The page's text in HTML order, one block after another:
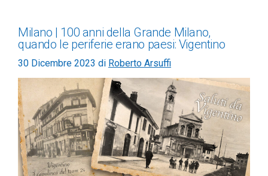
Milano | 100 anni della Grande Milano,
quando le periferie erano paesi: Vigentino
30 Dicembre 2023 di Roberto Arsuffi